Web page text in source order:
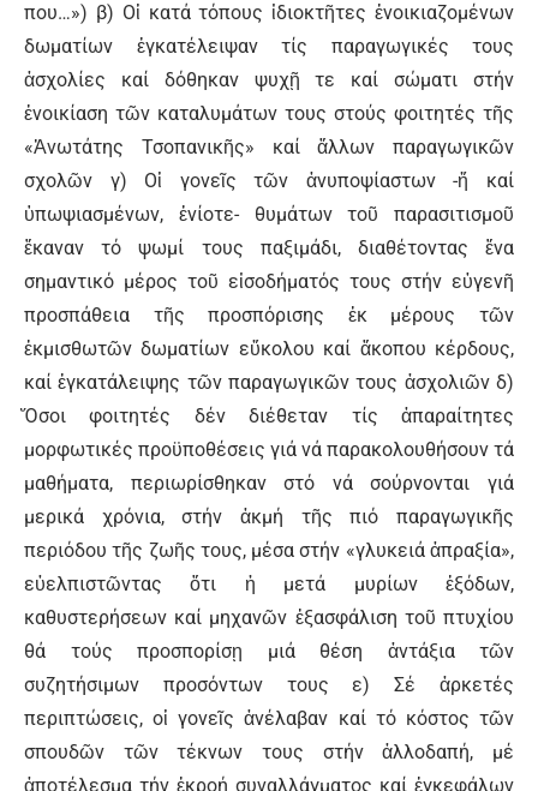
που…») β) Οἱ κατά τόπους ἰδιοκτῆτες ἐνοικιαζομένων
δωματίων ἐγκατέλειψαν τίς παραγωγικές τους
ἀσχολίες καί δόθηκαν ψυχῇ τε καί σώματι στήν
ἐνοικίαση τῶν καταλυμάτων τους στούς φοιτητές τῆς
«Ἀνωτάτης Τσοπανικῆς» καί ἄλλων παραγωγικῶν
σχολῶν γ) Οἱ γονεῖς τῶν ἀνυποψίαστων -ἤ καί
ὑπωψιασμένων, ἐνίοτε- θυμάτων τοῦ παρασιτισμοῦ
ἔκαναν τό ψωμί τους παξιμάδι, διαθέτοντας ἕνα
σημαντικό μέρος τοῦ εἰσοδήματός τους στήν εὐγενῆ
προσπάθεια τῆς προσπόρισης ἐκ μέρους τῶν
ἐκμισθωτῶν δωματίων εὔκολου καί ἄκοπου κέρδους,
καί ἐγκατάλειψης τῶν παραγωγικῶν τους ἀσχολιῶν δ)
Ὅσοι φοιτητές δέν διέθεταν τίς ἀπαραίτητες
μορφωτικές προϋποθέσεις γιά νά παρακολουθήσουν τά
μαθήματα, περιωρίσθηκαν στό νά σούρνονται γιά
μερικά χρόνια, στήν ἀκμή τῆς πιό παραγωγικῆς
περιόδου τῆς ζωῆς τους, μέσα στήν «γλυκειά ἀπραξία»,
εὐελπιστῶντας ὅτι ἡ μετά μυρίων ἐξόδων,
καθυστερήσεων καί μηχανῶν ἐξασφάλιση τοῦ πτυχίου
θά τούς προσπορίσῃ μιά θέση ἀντάξια τῶν
συζητήσιμων προσόντων τους ε) Σέ ἀρκετές
περιπτώσεις, οἱ γονεῖς ἀνέλαβαν καί τό κόστος τῶν
σπουδῶν τῶν τέκνων τους στήν ἀλλοδαπή, μέ
ἀποτέλεσμα τήν ἐκροή συναλλάγματος καί ἐγκεφάλων